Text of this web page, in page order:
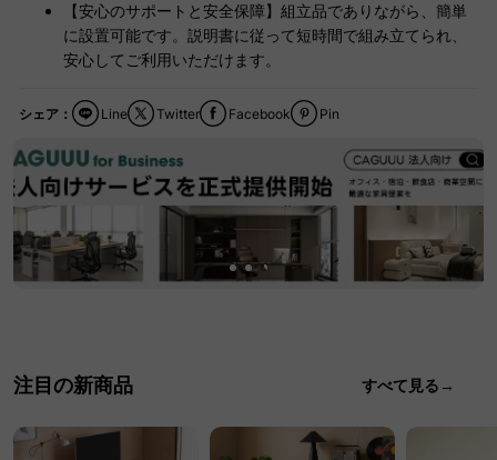
【安心のサポートと安全保障】組立品でありながら、簡単
に設置可能です。説明書に従って短時間で組み立てられ、
安心してご利用いただけます。
シェア： Facebook
Twitter Pin
Line
注目の新商品 すべて見る→